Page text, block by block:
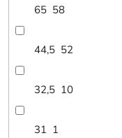
65 58
44,5 52
32,5 10
31 1